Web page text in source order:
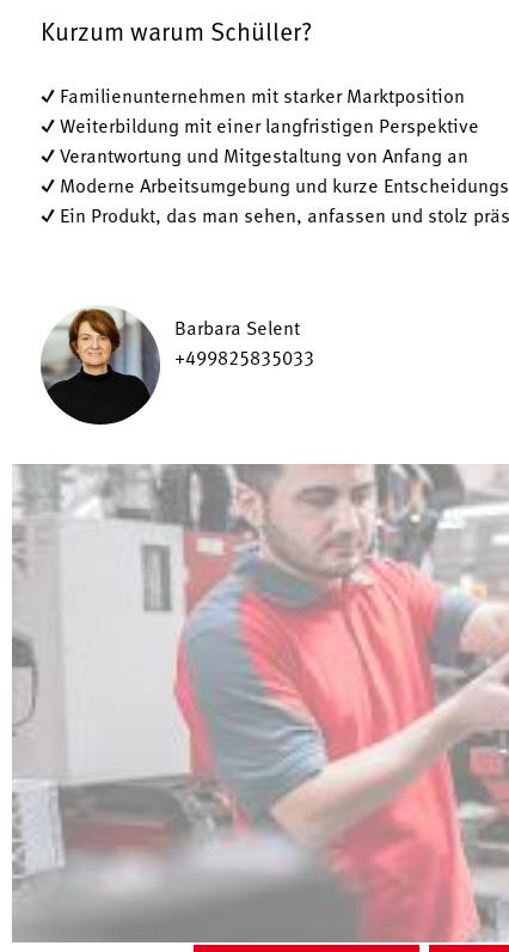
Kurzum warum Schüller?
✓ Familienunternehmen mit starker Marktposition
✓ Weiterbildung mit einer langfristigen Perspektive
✓ Verantwortung und Mitgestaltung von Anfang an
✓ Moderne Arbeitsumgebung und kurze
✓ Ein Produkt, das man sehen, anfassen und stolz
Barbara Selent
+499825835033